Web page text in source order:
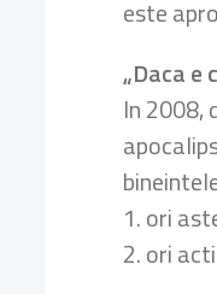
este
„Daca e
In 2008,
1. ori
2. ori